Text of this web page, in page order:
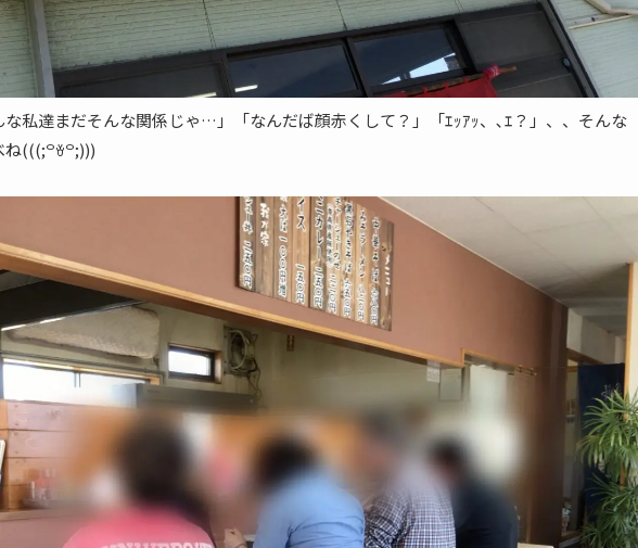
な私達まだそんな関係じゃ…」「なんだば顔赤くして？」「ｴｯｱｯ、､ｴ？」、、そんな
(((;꒪ꈊ꒪;)))